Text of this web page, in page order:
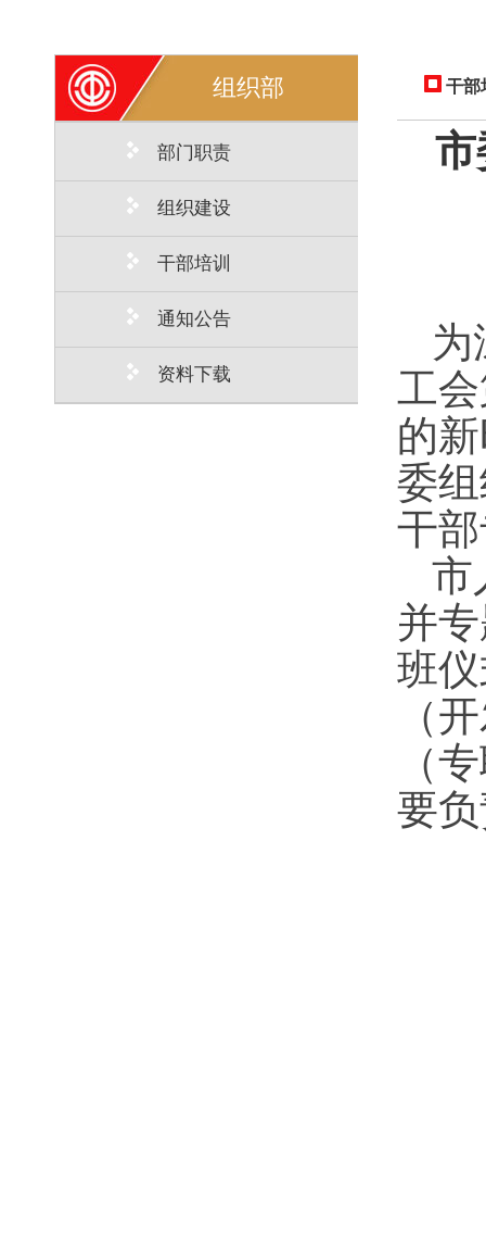
组织部
部门职责
组织建设
干部培训
通知公告
资料下载
干部
市
为
工
的
委
干
市
并
班
（
（
要